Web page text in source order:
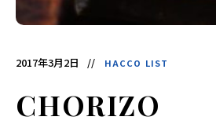
ュ
を
お
し
ま
2017年3月2日 HACCO LIST
CHORIZO